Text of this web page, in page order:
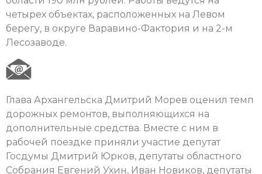
четырех объектах, расположенных на Левом
берегу, в округе Варавино-Фактория и на 2-м
Лесозаводе.
Глава Архангельска Дмитрий Морев оценил темп
дорожных ремонтов, выполняющихся на
дополнительные средства. Вместе с ним в
рабочей поездке приняли участие депутат
Госдумы Дмитрий Юрков, депутаты областного
Собрания Евгений Ухин, Иван Новиков, депутаты